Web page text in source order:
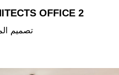
OFFICE 2
تصميم